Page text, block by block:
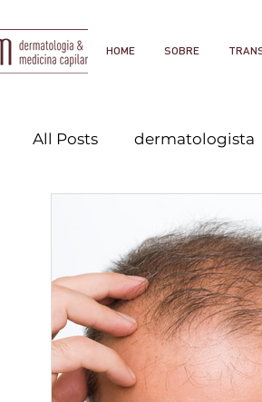
HOME SOBRE
All Posts dermatologista